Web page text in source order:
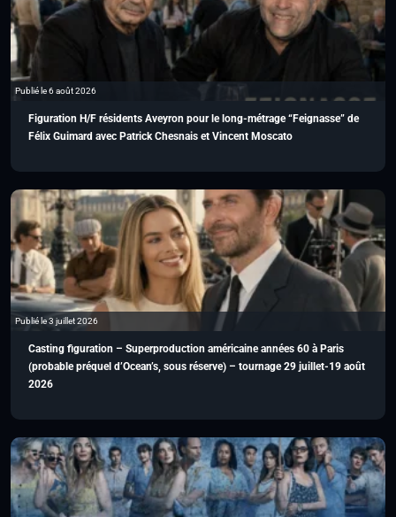
Publié le 6 août 2026
Figuration H/F résidents Aveyron pour le long-métrage “Feignasse” de
Félix Guimard avec Patrick Chesnais et Vincent Moscato
Publié le 3 juillet 2026
Casting figuration – Superproduction américaine années 60 à Paris
(probable préquel d’Ocean’s, sous réserve) – tournage 29 juillet-19 août
2026